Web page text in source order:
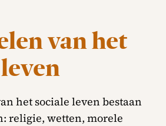
van het
het sociale leven bestaan
religie, wetten, morele